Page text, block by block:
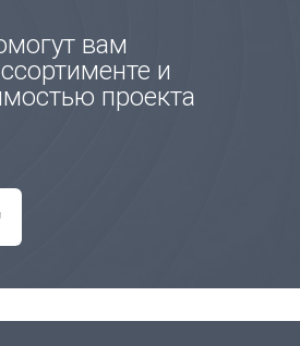
вам
и
проекта